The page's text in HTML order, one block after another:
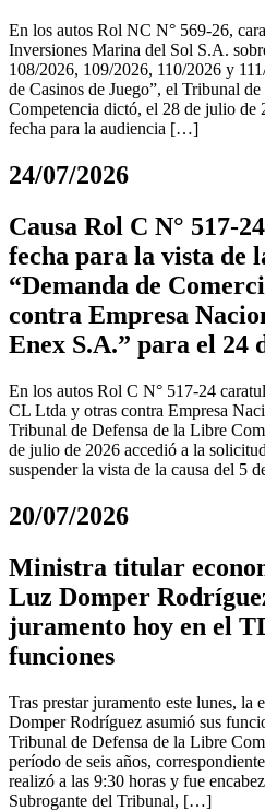
En los autos Rol NC N° 569-26,
Inversiones Marina del Sol S.A.
108/2026, 109/2026, 110/2026 y
de Casinos de Juego”, el Tribunal
Competencia dictó, el 28 de julio de
fecha para la audiencia […]
24/07/2026
Causa Rol C N° 517-
fecha para la vista de
“Demanda de
contra Empresa
Enex S.A.” para el 24
En los autos Rol C N° 517-24
CL Ltda y otras contra Empresa
Tribunal de Defensa de la Libre
de julio de 2026 accedió a la
suspender la vista de la causa del 5
20/07/2026
Ministra titular
Luz Domper
juramento hoy en el
funciones
Tras prestar juramento este lunes, la
Domper Rodríguez asumió sus
Tribunal de Defensa de la Libre
período de seis años,
realizó a las 9:30 horas y fue
Subrogante del Tribunal, […]